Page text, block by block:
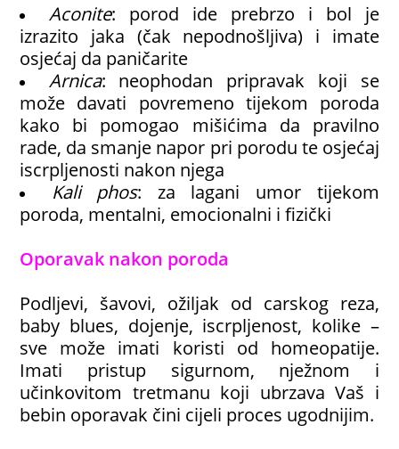
Aconite: porod ide prebrzo i bol je
izrazito jaka (čak nepodnošljiva) i imate
osjećaj da paničarite
Arnica: neophodan pripravak koji se
može davati povremeno tijekom poroda
kako bi pomogao mišićima da pravilno
rade, da smanje napor pri porodu te osjećaj
iscrpljenosti nakon njega
Kali phos: za lagani umor tijekom
poroda, mentalni, emocionalni i fizički
Oporavak nakon poroda
Podljevi, šavovi, ožiljak od carskog reza,
baby blues, dojenje, iscrpljenost, kolike –
sve može imati koristi od homeopatije.
Imati pristup sigurnom, nježnom i
učinkovitom tretmanu koji ubrzava Vaš i
bebin oporavak čini cijeli proces ugodnijim.